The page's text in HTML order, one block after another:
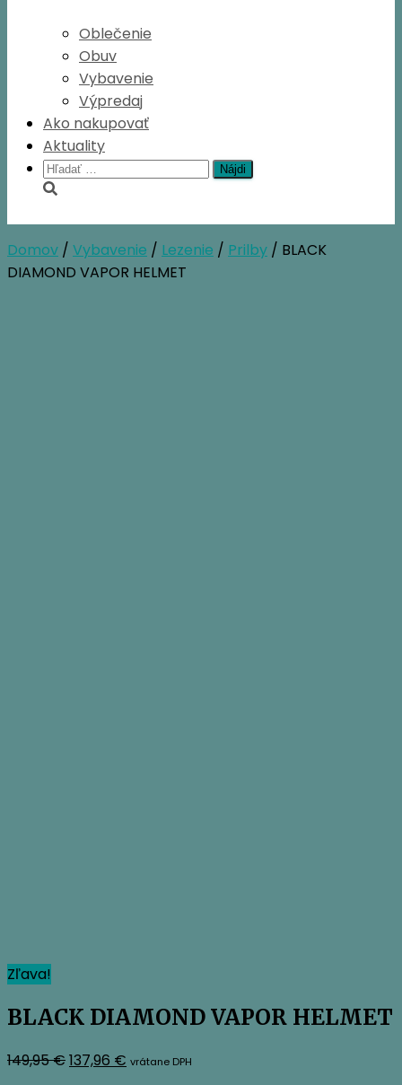
Oblečenie
Obuv
Vybavenie
Výpredaj
Ako nakupovať
Aktuality
Hľadať:
Domov / Vybavenie / Lezenie / Prilby / BLACK
DIAMOND VAPOR HELMET
Zľava!
BLACK DIAMOND VAPOR HELMET
149,95€Pôvodná
137,96 € Aktuálna
vrátane DPH